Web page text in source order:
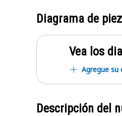
Diagrama de
Vea los
Agregue su
Descripción del